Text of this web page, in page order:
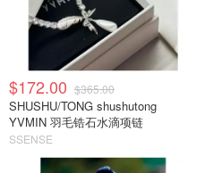
$172.00 $365.00
SHUSHU/TONG shushutong
YVMIN 羽毛锆石水滴项链
SSENSE